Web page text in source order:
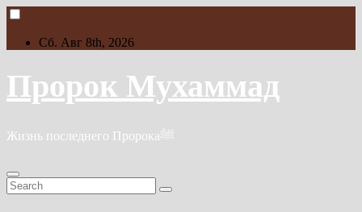
Skip
contentСб. Авг 8th, 2026
Пророк Мухаммад
Жизнь последнего Пророкаﷺ